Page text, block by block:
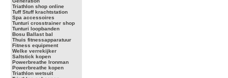
Triathlon shop online
Tuff Stuff krachtstation
Spa accessoires
Tunturi crosstrainer shop
Tunturi loopbanden
Bosu Ballast bal
Thuis fitnessapparatuur
Fitness equipment
Welke verrekijker
Saltstick kopen
Powerbreathe Ironman
Powerbreathe kopen
Triathlon wetsuit